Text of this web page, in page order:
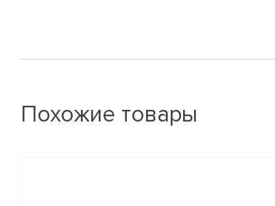
Похожие товары